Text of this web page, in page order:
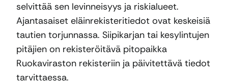
selvittää sen levinneisyys ja riskialueet.
Ajantasaiset eläinrekisteritiedot ovat keskeisiä
tautien torjunnassa. Siipikarjan tai kesylintujen
pitäjien on rekisteröitävä pitopaikka
Ruokaviraston rekisteriin ja päivitettävä tiedot
tarvittaessa.